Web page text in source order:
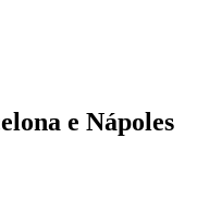
e Nápoles